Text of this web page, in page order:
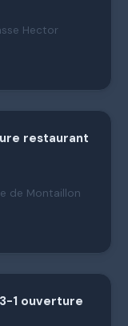
Hector
restaurant
de Montaillon
1 ouverture